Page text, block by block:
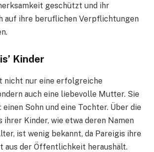
geschützt und ihr
auf ihre beruflichen Verpflichtungen
Kinder
nicht nur eine erfolgreiche
auch eine liebevolle Mutter. Sie
einen Sohn und eine Tochter. Über die
ihrer Kinder, wie etwa deren Namen
ist wenig bekannt, da Pareigis ihre
aus der Öffentlichkeit heraushält.